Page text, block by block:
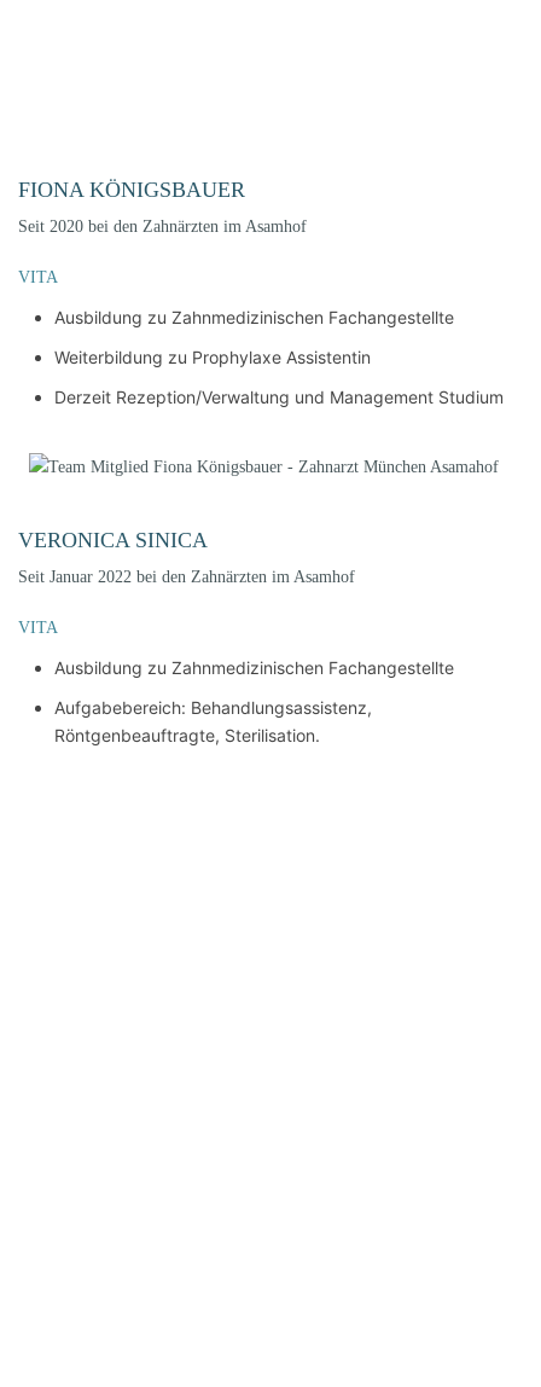
FIONA KÖNIGSBAUER
Seit 2020 bei den Zahnärzten im Asamhof
VITA
Ausbildung zu Zahnmedizinischen Fachangestellte
Weiterbildung zu Prophylaxe Assistentin
Derzeit Rezeption/Verwaltung und Management Studium
VERONICA SINICA
Seit Januar 2022 bei den Zahnärzten im Asamhof
VITA
Ausbildung zu Zahnmedizinischen Fachangestellte
Aufgabebereich: Behandlungsassistenz,
Röntgenbeauftragte, Sterilisation.